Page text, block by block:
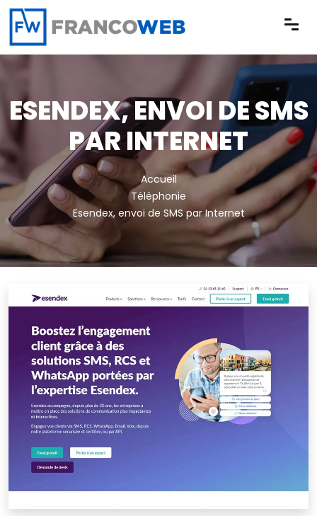
Panneau de gestion des cookies
ESENDEX, ENVOI DE SMS
PAR INTERNET
Accueil
Téléphonie
Esendex, envoi de SMS par Internet